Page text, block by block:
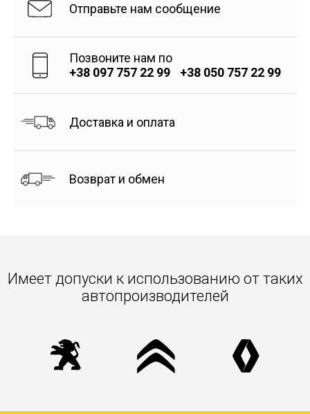
Отправьте нам сообщение
Позвоните нам по
+38 097 757 22 99
+38 050 757 22 99
Доставка и оплата
Возврат и обмен
Имеет допуски к использованию от таких
автопроизводителей